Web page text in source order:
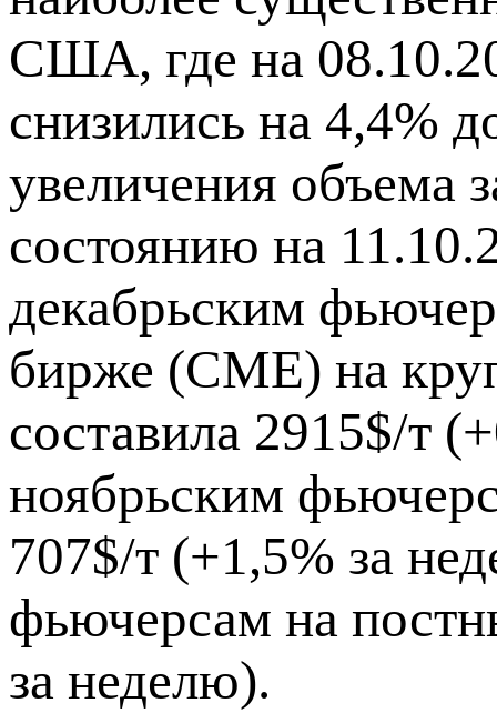
США, где на
снизились на 4,4%
увеличения объема
состоянию на
декабрьским
бирже (CME) на
составила 2915$/т
ноябрьским
707$/т (+1,5% за
фьючерсам на
за неделю).